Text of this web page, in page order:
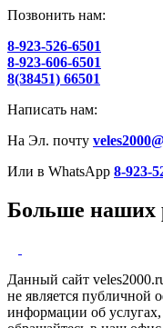
Позвонить нам:
8-923-526-6501
8-923-606-6501
8(38451) 66501
Написать нам:
На Эл. почту
Или в WhatsApp 8-923-
Больше наших
Данный сайт
не является публичной
информации об